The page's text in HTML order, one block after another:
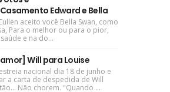
Edward e Bella
aceito você Bella Swan, como
Para o melhor ou para o pior,
e na do...
Will para Louise
nacional dia 18 de junho e
a carta de despedida de Will
Não chorem. "Quando ...